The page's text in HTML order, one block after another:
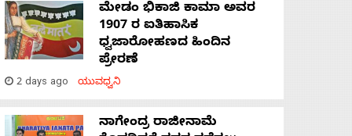
ಮೇಡಂ ಭಿಕಾಜಿ ಕಾಮಾ ಅವರ
1907 ರ ಐತಿಹಾಸಿಕ
ಧ್ವಜಾರೋಹಣದ ಹಿಂದಿನ
ಪ್ರೇರಣೆ
2 days ago ಯುವಧ್ವನಿ
ನಾಗೇಂದ್ರ ರಾಜೀನಾಮೆ